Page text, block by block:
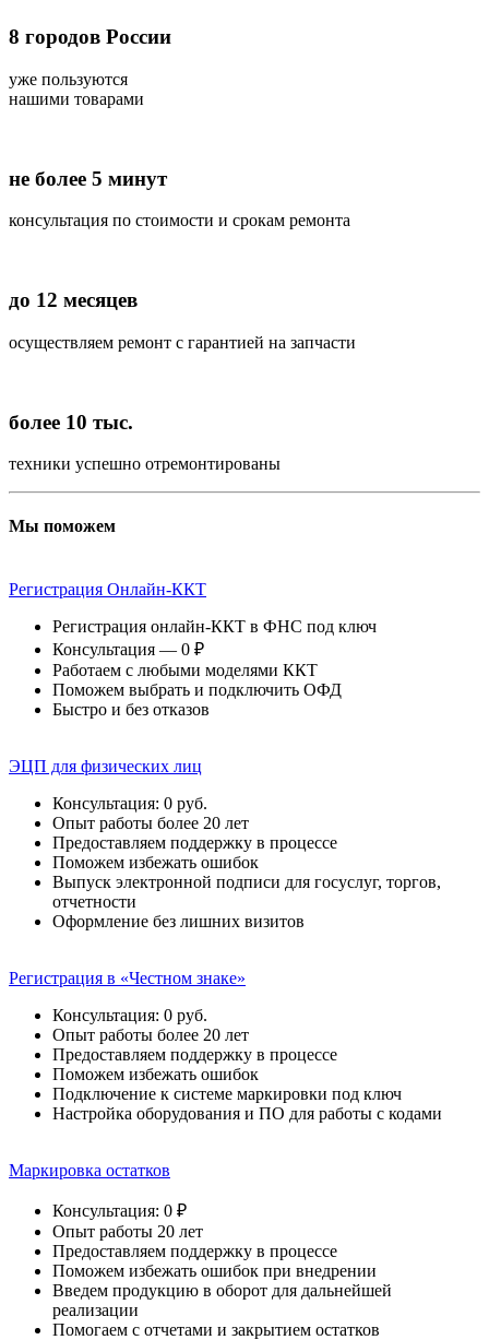
8 городов России
уже пользуются
нашими товарами
не более 5 минут
консультация по стоимости и срокам ремонта
до 12 месяцев
осуществляем ремонт с гарантией на запчасти
более 10 тыс.
техники успешно отремонтированы
Мы поможем
Регистрация Онлайн-ККТ
Регистрация онлайн-ККТ в ФНС под ключ
Консультация — 0 ₽
Работаем с любыми моделями ККТ
Поможем выбрать и подключить ОФД
Быстро и без отказов
ЭЦП для физических лиц
Консультация: 0 руб.
Опыт работы более 20 лет
Предоставляем поддержку в процессе
Поможем избежать ошибок
Выпуск электронной подписи для госуслуг, торгов,
отчетности
Оформление без лишних визитов
Регистрация в «Честном знаке»
Консультация: 0 руб.
Опыт работы более 20 лет
Предоставляем поддержку в процессе
Поможем избежать ошибок
Подключение к системе маркировки под ключ
Настройка оборудования и ПО для работы с кодами
Маркировка остатков
Консультация: 0 ₽
Опыт работы 20 лет
Предоставляем поддержку в процессе
Поможем избежать ошибок при внедрении
Введем продукцию в оборот для дальнейшей
реализации
Помогаем с отчетами и закрытием остатков